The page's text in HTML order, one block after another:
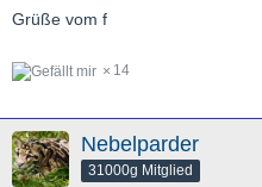
Grüße vom f
14
Nebelparder
31000g Mitglied